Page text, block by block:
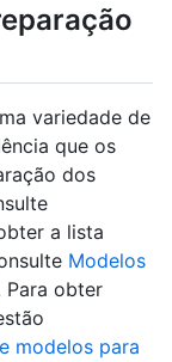
variedade de
que os
dos
a lista
Modelos
Para obter
modelos para